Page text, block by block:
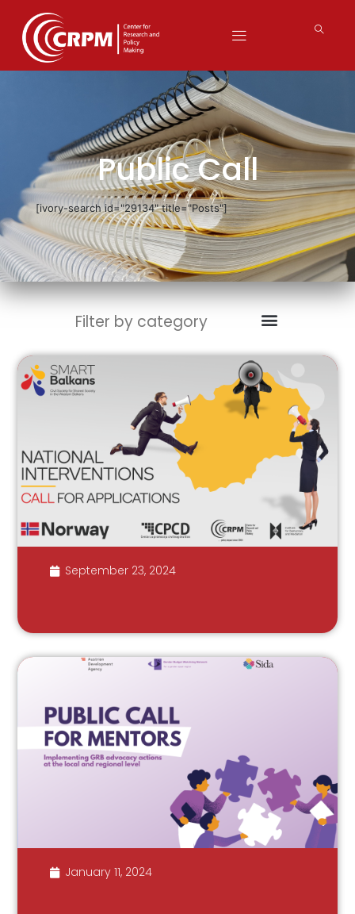
Public Call
[ivory-search id="29134" title="Posts"]
Filter by category
September 23, 2024
January 11, 2024